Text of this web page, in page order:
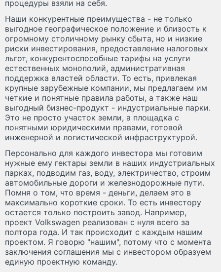
процедуры взяли на себя.
Наши конкурентные преимущества - не только
выгодное географическое положение и близость к
огромному столичному рынку сбыта, но и низкие
риски инвестирования, предоставление налоговых
льгот, конкурентоспособные тарифы на услуги
естественных монополий, административная
поддержка властей области. То есть, привлекая
крупные зарубежные компании, мы предлагаем им
четкие и понятные правила работы, а также наш
выгодный бизнес-продукт - индустриальные парки.
Это не просто участок земли, а площадка с
понятными юридическими правами, готовой
инженерной и логистической инфраструктурой.
Персонально для каждого инвестора мы готовим
нужные ему гектары земли в наших индустриальных
парках, подводим газ, воду, электричество, строим
автомобильные дороги и железнодорожные пути.
Помня о том, что время - деньги, делаем это в
максимально короткие сроки. То есть инвестору
остается только построить завод. Например,
проект Volkswagen реализован с нуля всего за
полтора года. И так происходит с каждым нашим
проектом. Я говорю "нашим", потому что с момента
заключения соглашения мы с инвестором образуем
единую проектную команду.